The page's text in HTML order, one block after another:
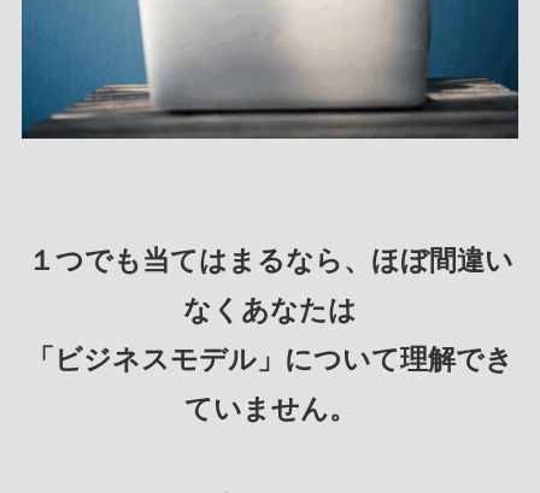
１つでも当てはまるなら、ほぼ間違い
なくあなたは
「ビジネスモデル」について理解でき
ていません。